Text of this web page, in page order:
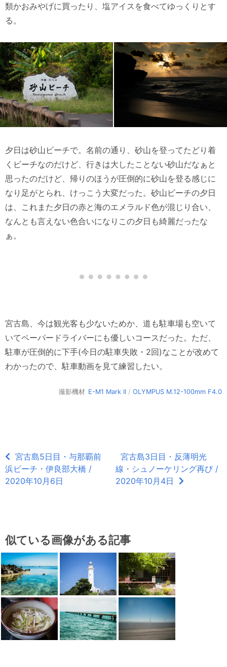
類かおみやげに買ったり、塩アイスを食べてゆっくりとす
る。
夕日は砂山ビーチで。名前の通り、砂山を登ってたどり着
くビーチなのだけど、行きは大したことない砂山だなぁと
思ったのだけど、帰りのほうが圧倒的に砂山を登る感じに
なり足がとられ、けっこう大変だった。砂山ビーチの夕日
は、これまた夕日の赤と海のエメラルド色が混じり合い、
なんとも言えない色合いになりこの夕日も綺麗だったな
ぁ。
宮古島、今は観光客も少ないためか、道も駐車場も空いて
いてペーパードライバーにも優しいコースだった。ただ、
駐車が圧倒的に下手(今日の駐車失敗・2回)なことが改めて
わかったので、駐車動画を見て練習したい。
撮影機材 E-M1 Mark II / OLYMPUS M.12-100mm F4.0
宮古島5日目・与那覇前
浜ビーチ・伊良部大橋 /
2020年10月6日
宮古島3日目・反薄明光
線・シュノーケリング再び /
2020年10月4日
似ている画像がある記事